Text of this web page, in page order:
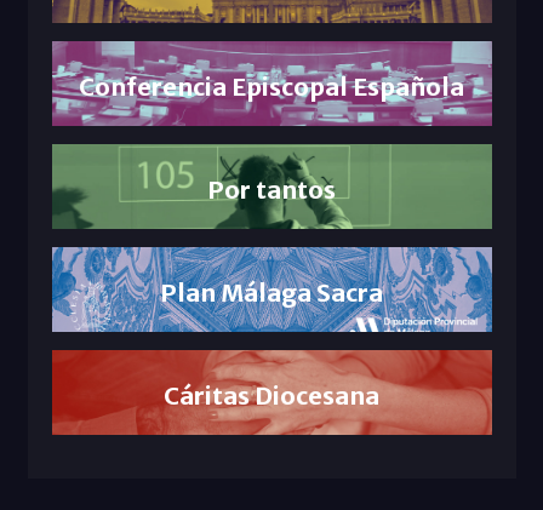
Conferencia Episcopal Española
Por tantos
Plan Málaga Sacra
Cáritas Diocesana